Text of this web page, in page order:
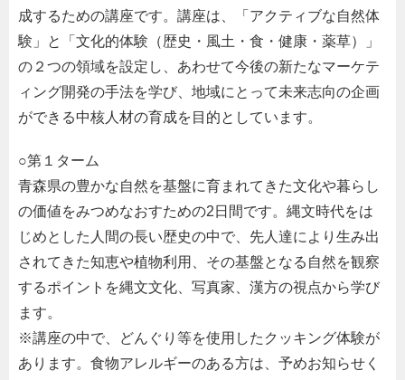
成するための講座です。講座は、「アクティブな自然体
験」と「文化的体験（歴史・風土・食・健康・薬草）」
の２つの領域を設定し、あわせて今後の新たなマーケテ
ィング開発の手法を学び、地域にとって未来志向の企画
ができる中核人材の育成を目的としています。
○第１ターム
青森県の豊かな自然を基盤に育まれてきた文化や暮らし
の価値をみつめなおすための2日間です。縄文時代をは
じめとした人間の長い歴史の中で、先人達により生み出
されてきた知恵や植物利用、その基盤となる自然を観察
するポイントを縄文文化、写真家、漢方の視点から学び
ます。
※講座の中で、どんぐり等を使用したクッキング体験が
あります。食物アレルギーのある方は、予めお知らせく